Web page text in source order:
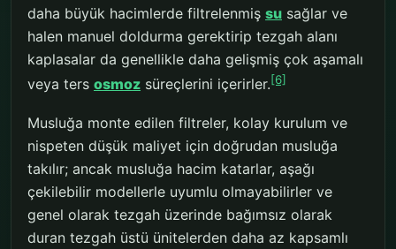
daha büyük hacimlerde filtrelenmiş su sağlar ve
halen manuel doldurma gerektirip tezgah alanı
kaplasalar da genellikle daha gelişmiş çok aşamalı
veya ters osmoz süreçlerini içerirler.[6]
Musluğa monte edilen filtreler, kolay kurulum ve
nispeten düşük maliyet için doğrudan musluğa
takılır; ancak musluğa hacim katarlar, aşağı
çekilebilir modellerle uyumlu olmayabilirler ve
genel olarak tezgah üzerinde bağımsız olarak
duran tezgah üstü ünitelerden daha az kapsamlı